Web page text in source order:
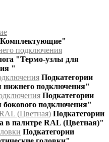
подключения
"Термо-узлы для
"
Подкатегории
нижнего подключения"
Подкатегории
подключения"
(Цветная) Подкатегории
в палитре RAL (Цветная)"
Подкатегории